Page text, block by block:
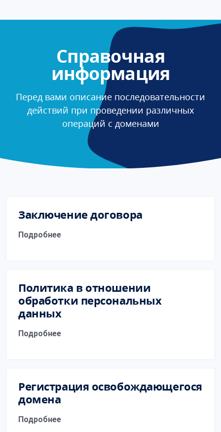
Справочная
информация
Перед вами описание последовательности
действий при проведении различных
операций с доменами
Заключение договора
Подробнее
Политика в отношении
обработки персональных
данных
Подробнее
Регистрация освобождающегося
домена
Подробнее